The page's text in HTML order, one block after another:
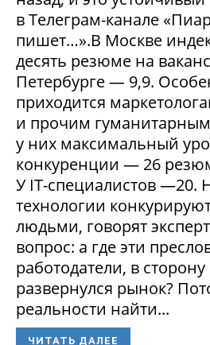
в Телеграм-канале
пишет…».В Москве
десять резюме на
Петербурге — 9,9.
приходится
и прочим
у них максимальный
конкуренции — 26
У IT-специалистов —20.
технологии
людьми, говорят
вопрос: а где эти
работодатели, в
развернулся рынок?
реальности найти...
ЧИТАТЬ ДАЛЕЕ